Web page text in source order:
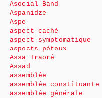
Asocial Band
Aspanidze
Aspe
aspect caché
aspect symptomatique
aspects péteux
Assa Traoré
Assad
assemblée
assemblée constituante
assemblée générale